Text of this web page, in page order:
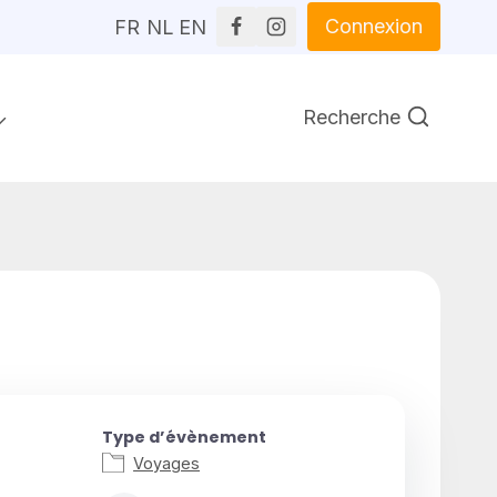
FR NL EN Connexion
Recherche
Type d’évènement
Voyages